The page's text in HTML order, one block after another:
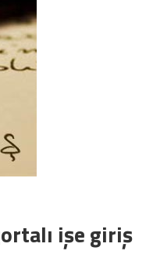
işe giriş